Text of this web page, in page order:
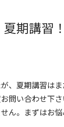
期講習！
、夏期講習はま
問い合わせ下さ
ん。まずはお